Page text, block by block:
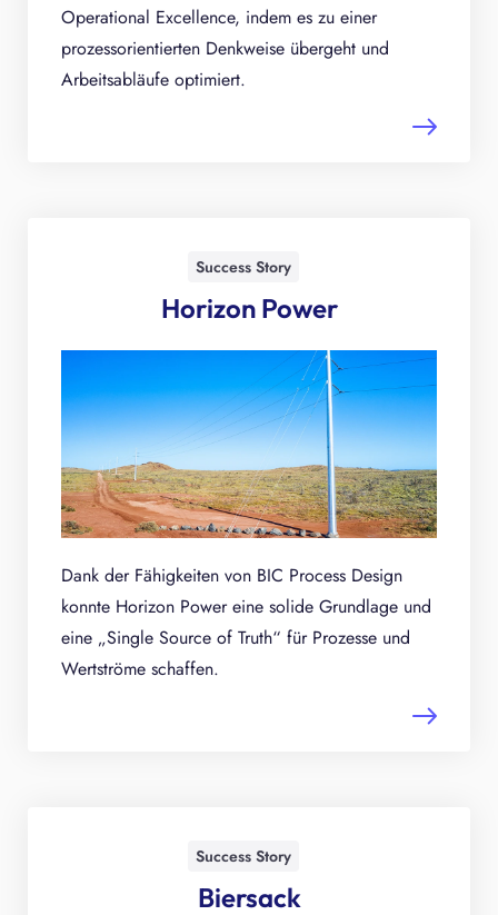
Operational Excellence, indem es zu einer
prozessorientierten Denkweise übergeht und
Arbeitsabläufe optimiert.
Success Story
Horizon Power
Dank der Fähigkeiten von BIC Process Design
konnte Horizon Power eine solide Grundlage und
eine „Single Source of Truth“ für Prozesse und
Wertströme schaffen.
Success Story
Biersack